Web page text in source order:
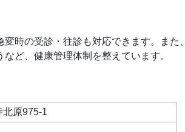
時の受診・往診も対応できます。また、
ど、健康管理体制を整えています。
北原975-1